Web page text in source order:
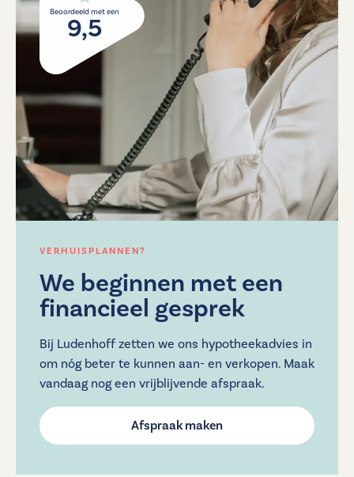
Beoordeeld met een
9,5
VERHUISPLANNEN?
We beginnen met een
financieel gesprek
Bij Ludenhoff zetten we ons hypotheekadvies in
om nóg beter te kunnen aan- en verkopen. Maak
vandaag nog een vrijblijvende afspraak.
Afspraak maken